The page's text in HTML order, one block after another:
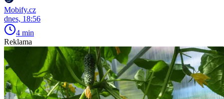
Mobify.cz
dnes, 18:56
4 min
Reklama